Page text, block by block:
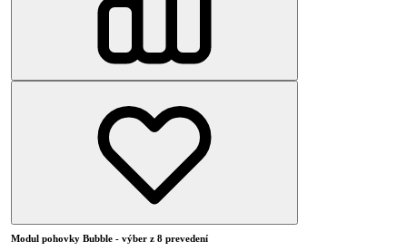
Modul pohovky Bubble - výber z 8 prevedení